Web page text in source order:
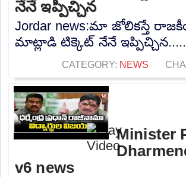
నేనే ఇప్పిచ్చిన
Jordar news:మా జోలికస్తే
మాట్లాడి టిక్కెట్ నేనే
CATEGORY: NEWS
Minister
v6 news